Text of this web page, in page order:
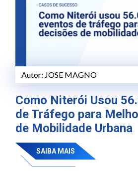
Autor: JOSE MAGNO
Como Niterói Usou
de Tráfego para
de Mobilidade Urbana
SAIBA MAIS